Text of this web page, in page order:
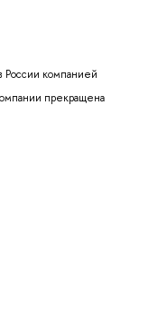
России компанией
прекращена